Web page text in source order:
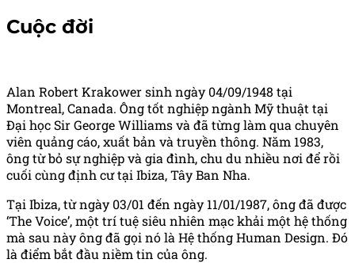
Cuộc đời
Alan Robert Krakower sinh ngày 04/09/1948 tại
Montreal, Canada. Ông tốt nghiệp ngành Mỹ thuật tại
Đại học Sir George Williams và đã từng làm qua chuyên
viên quảng cáo, xuất bản và truyền thông. Năm 1983,
ông từ bỏ sự nghiệp và gia đình, chu du nhiều nơi để rồi
cuối cùng định cư tại Ibiza, Tây Ban Nha.
Tại Ibiza, từ ngày 03/01 đến ngày 11/01/1987, ông đã được
‘The Voice’, một trí tuệ siêu nhiên mạc khải một hệ thống
mà sau này ông đã gọi nó là Hệ thống Human Design. Đó
là điểm bắt đầu niềm tin của ông.